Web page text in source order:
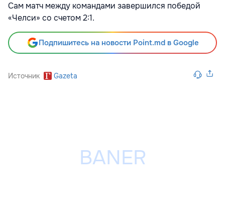
Сам матч между командами завершился победой
«Челси» со счетом 2:1.
Подпишитесь на новости Point.md в Google
Источник Gazeta